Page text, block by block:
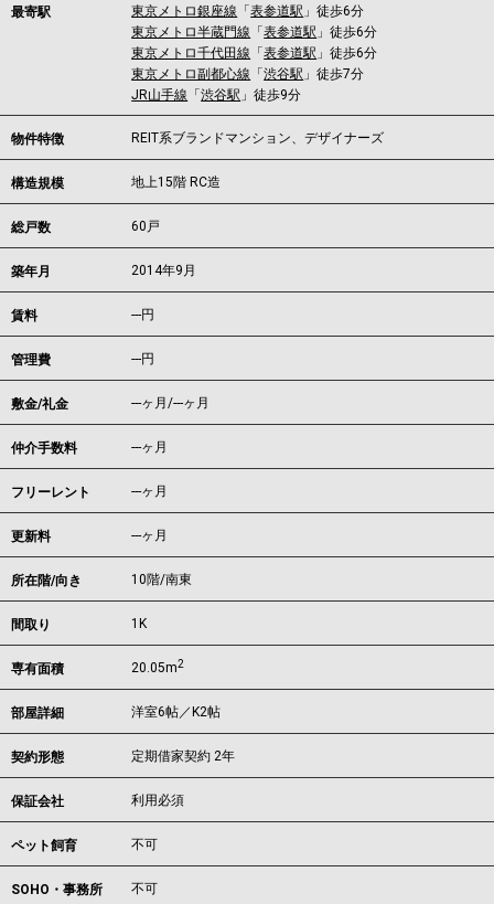
最寄駅 東京メトロ銀座線 「表参道駅 」徒歩6分
東京メトロ半蔵門線 「表参道駅 」徒歩6分
東京メトロ千代田線 「表参道駅 」徒歩6分
東京メトロ副都心線 「渋谷駅 」徒歩7分
JR山手線 「渋谷駅 」徒歩9分
物件特徴 REIT系ブランドマンション、デザイナーズ
構造規模 地上15階 RC造
総戸数 60戸
築年月 2014年9月
賃料 ---円
管理費 ---円
敷金/礼金 ---ヶ月/---ヶ月
仲介手数料 ---ヶ月
フリーレント ---ヶ月
更新料 ---ヶ月
所在階/向き 10階/南東
間取り 1K
専有面積 20.05m2
部屋詳細 洋室6帖／K2帖
契約形態 定期借家契約 2年
保証会社 利用必須
ペット飼育 不可
SOHO・事務所 不可